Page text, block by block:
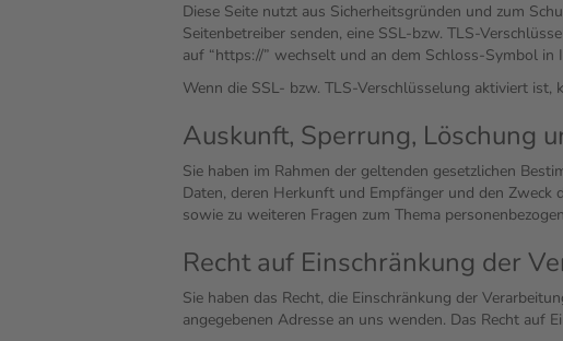
Diese Seite nutzt aus Sicherheitsgründen und zum
Seitenbetreiber senden, eine SSL-bzw. TLS-
auf “https://” wechselt und an dem Schloss-Symbol in
Wenn die SSL- bzw. TLS-Verschlüsselung aktiviert
Auskunft, Sperrung, Löschung
Sie haben im Rahmen der geltenden gesetzlichen
Daten, deren Herkunft und Empfänger und den Zweck
sowie zu weiteren Fragen zum Thema
Recht auf Einschränkung der
Sie haben das Recht, die Einschränkung der
angegebenen Adresse an uns wenden. Das Recht auf